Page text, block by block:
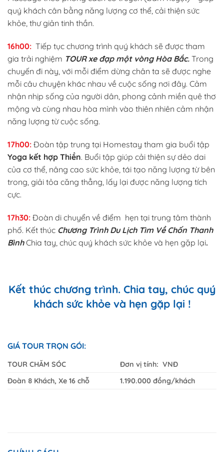
quý khách cân bằng năng lượng cơ thể, cải thiện sức
khỏe, thư giản tinh thần.
16h00: Tiếp tục chương trình quý khách sẽ được tham
gia trải nghiệm TOUR xe đạp một vòng Hòa Bắc. Trong
chuyến đi này, với mỗi điểm dừng chân ta sẽ được nghe
mỗi câu chuyện khác nhau về cuộc sống nơi đây. Cảm
nhận nhịp sống của người dân, phong cảnh miền quê thơ
mộng và cùng nhau hòa mình vào thiên nhiên cảm nhận
năng lượng từ cuộc sống.
17h00: Đoàn tập trung tại Homestay tham gia buổi tập
Yoga kết hợp Thiền. Buổi tập giúp cải thiện sự dẻo dai
của cơ thể, nâng cao sức khỏe, tái tạo năng lượng từ bên
trong, giải tỏa căng thẳng, lấy lại được năng lượng tích
cực.
17h30: Đoàn di chuyển về điểm hẹn tại trung tâm thành
phố. Kết thúc Chương Trình Du Lịch Tìm Về Chốn Thanh
BìnhChia tay, chúc quý khách sức khỏe và hẹn gặp lại.
Kết thúc chương trình. Chia tay, chúc quý
khách sức khỏe và hẹn gặp lại !
GIÁ TOUR TRỌN GÓI:
TOUR CHĂM SÓC
Đơn vị tính: VNĐ
Đoàn 8 Khách, Xe 16 chỗ
1.190.000 đồng/khách